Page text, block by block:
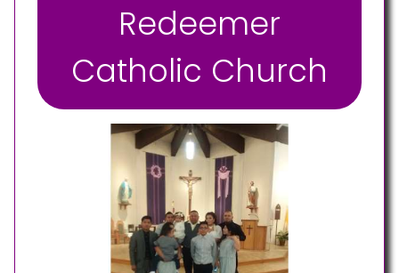
Redeemer
Catholic Church